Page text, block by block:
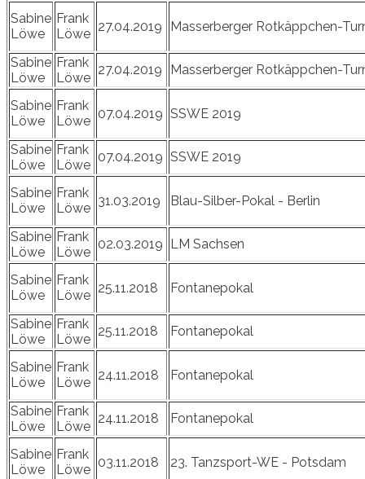
Sabine
Löwe
Frank
Löwe 27.04.2019 Masserberger Rotkäppchen-
Sabine
Löwe
Frank
Löwe
27.04.2019 Masserberger Rotkäppchen-
Sabine
Löwe
Frank
Löwe 07.04.2019 SSWE 2019
Sabine
Löwe
Frank
Löwe
07.04.2019 SSWE 2019
Sabine
Löwe
Frank
Löwe 31.03.2019 Blau-Silber-Pokal - Berlin
Sabine
Löwe
Frank
Löwe
02.03.2019 LM Sachsen
Sabine
Löwe
Frank
Löwe 25.11.2018 Fontanepokal
Sabine
Löwe
Frank
Löwe
25.11.2018 Fontanepokal
Sabine
Löwe
Frank
Löwe 24.11.2018 Fontanepokal
Sabine
Löwe
Frank
Löwe
24.11.2018 Fontanepokal
Sabine
Löwe
Frank
Löwe 03.11.2018 23. Tanzsport-WE - Potsdam